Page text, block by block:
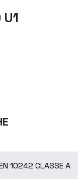
10242 CLASSE A